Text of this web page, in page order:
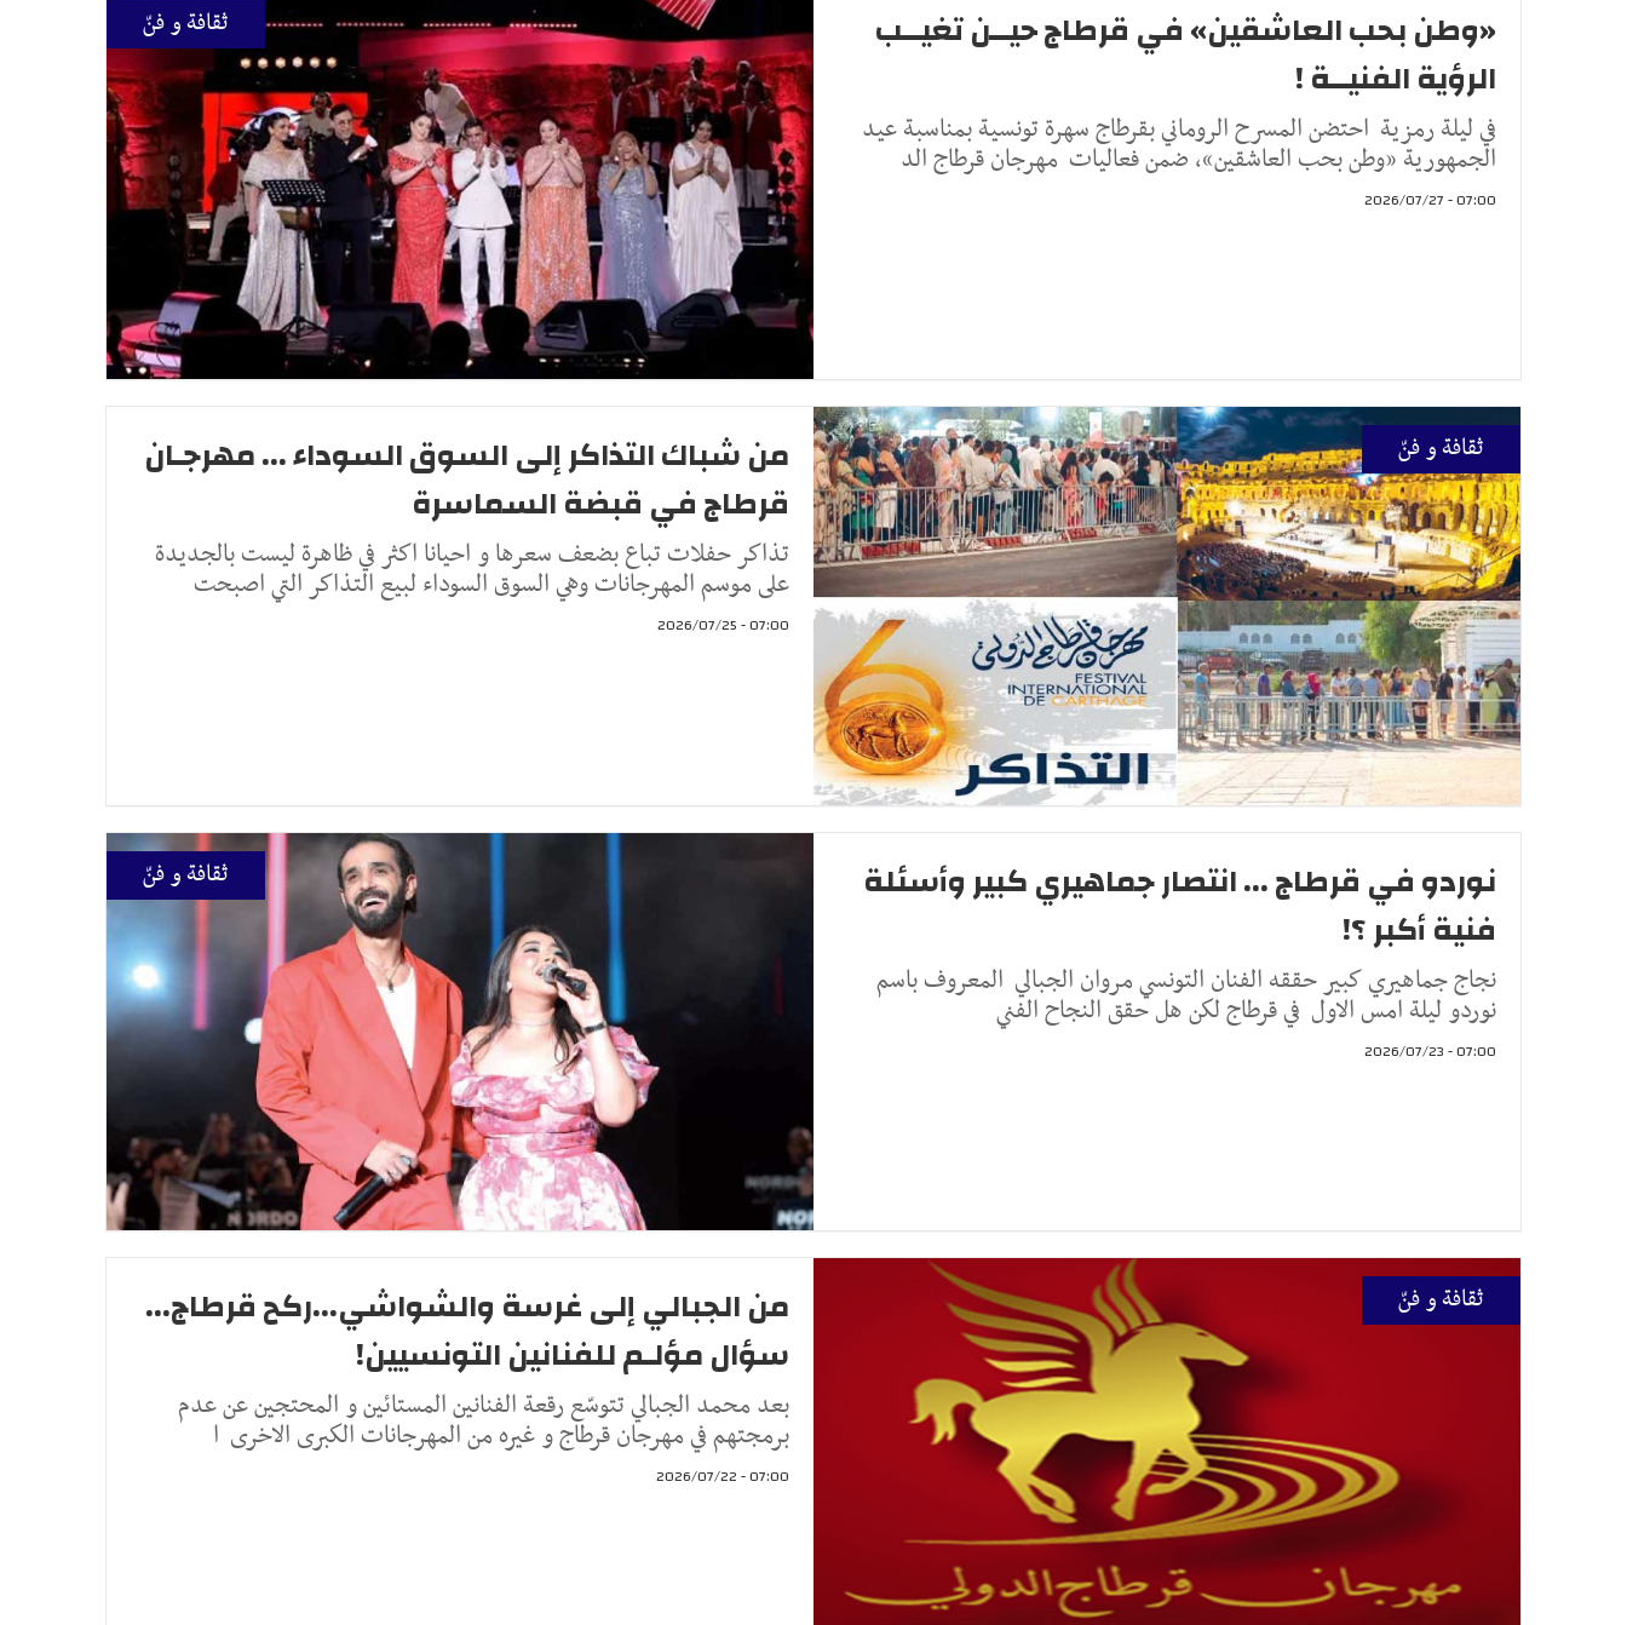
ثقافة و فنّ
«وطن بحب العاشقين» في قرطاج حيــن تغيــب
الرؤية الفنيــة !
في ليلة رمزية احتضن المسرح الروماني بقرطاج سهرة تونسية بمناسبة عيد
الجمهورية «وطن بحب العاشقين»، ضمن فعاليات مهرجان قرطاج الد
07:00 - 2026/07/27
ثقافة و فنّ
من شباك التذاكر إلى السوق السوداء ... مهرجـان
قرطاج في قبضة السماسرة
تذاكر حفلات تباع بضعف سعرها و احيانا اكثر في ظاهرة ليست بالجديدة
على موسم المهرجانات وهي السوق السوداء لبيع التذاكر التي اصبحت
07:00 - 2026/07/25
ثقافة و فنّ
نوردو في قرطاج ... انتصار جماهيري كبير وأسئلة
فنية أكبر ؟!
نجاج جماهيري كبير حققه الفنان التونسي مروان الجبالي المعروف باسم
نوردو ليلة امس الاول في قرطاج لكن هل حقق النجاح الفني
07:00 - 2026/07/23
ثقافة و فنّ
من الجبالي إلى غرسة والشواشي...ركح قرطاج...
سؤال مؤلـم للفنانين التونسيين!
بعد محمد الجبالي تتوسّع رقعة الفنانين المستائين و المحتجين عن عدم
برمجتهم في مهرجان قرطاج و غيره من المهرجانات الكبرى الاخرى ا
07:00 - 2026/07/22